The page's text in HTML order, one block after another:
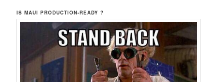
IS MAUI PRODUCTION-READY ?